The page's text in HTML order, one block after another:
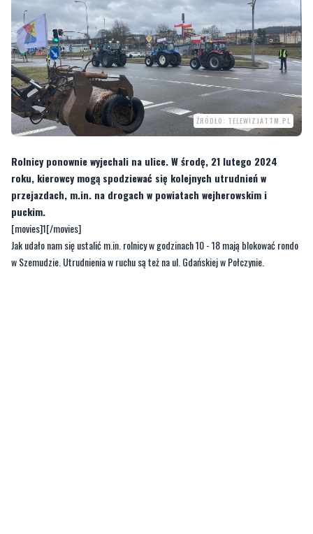
ŹRÓDŁO: TELEWIZJATTM.PL
Rolnicy ponownie wyjechali na ulice. W środę, 21 lutego 2024
roku, kierowcy mogą spodziewać się kolejnych utrudnień w
przejazdach, m.in. na drogach w powiatach wejherowskim i
puckim.
[movies]1[/movies]
Jak udało nam się ustalić m.in. rolnicy w godzinach 10 - 18 mają blokować rondo
w Szemudzie. Utrudnienia w ruchu są też na ul. Gdańskiej w Połczynie.